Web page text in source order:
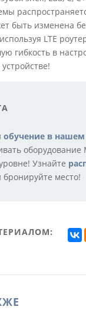
быть изменена
LTE
гибкость в
обучение в нашем
оборудование
Узнайте
место!